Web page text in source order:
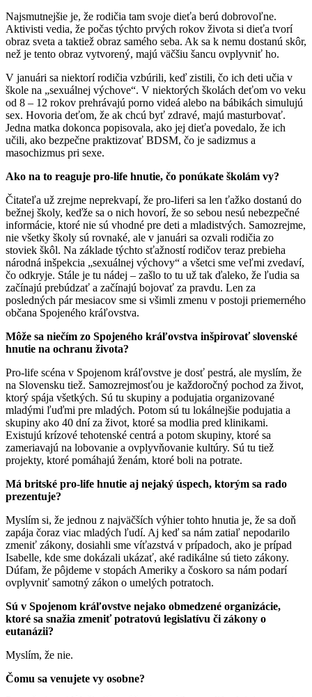
Najsmutnejšie je, že rodičia tam svoje dieťa berú dobrovoľne.
Aktivisti vedia, že počas týchto prvých rokov života si dieťa tvorí
obraz sveta a taktiež obraz samého seba. Ak sa k nemu dostanú skôr,
než je tento obraz vytvorený, majú väčšiu šancu ovplyvniť ho.
V januári sa niektorí rodičia vzbúrili, keď zistili, čo ich deti učia v
škole na „sexuálnej výchove“. V niektorých školách deťom vo veku
od 8 – 12 rokov prehrávajú porno videá alebo na bábikách simulujú
sex. Hovoria deťom, že ak chcú byť zdravé, majú masturbovať.
Jedna matka dokonca popisovala, ako jej dieťa povedalo, že ich
učili, ako bezpečne praktizovať BDSM, čo je sadizmus a
masochizmus pri sexe.
Ako na to reaguje pro-life hnutie, čo ponúkate školám vy?
Čitateľa už zrejme neprekvapí, že pro-liferi sa len ťažko dostanú do
bežnej školy, keďže sa o nich hovorí, že so sebou nesú nebezpečné
informácie, ktoré nie sú vhodné pre deti a mladistvých. Samozrejme,
nie všetky školy sú rovnaké, ale v januári sa ozvali rodičia zo
stoviek škôl. Na základe týchto sťažností rodičov teraz prebieha
národná inšpekcia „sexuálnej výchovy“ a všetci sme veľmi zvedaví,
čo odkryje. Stále je tu nádej – zašlo to tu už tak ďaleko, že ľudia sa
začínajú prebúdzať a začínajú bojovať za pravdu. Len za
posledných pár mesiacov sme si všimli zmenu v postoji priemerného
občana Spojeného kráľovstva.
Môže sa niečím zo Spojeného kráľovstva inšpirovať slovenské
hnutie na ochranu života?
Pro-life scéna v Spojenom kráľovstve je dosť pestrá, ale myslím, že
na Slovensku tiež. Samozrejmosťou je každoročný pochod za život,
ktorý spája všetkých. Sú tu skupiny a podujatia organizované
mladými ľuďmi pre mladých. Potom sú tu lokálnejšie podujatia a
skupiny ako 40 dní za život, ktoré sa modlia pred klinikami.
Existujú krízové tehotenské centrá a potom skupiny, ktoré sa
zameriavajú na lobovanie a ovplyvňovanie kultúry. Sú tu tiež
projekty, ktoré pomáhajú ženám, ktoré boli na potrate.
Má britské pro-life hnutie aj nejaký úspech, ktorým sa rado
prezentuje?
Myslím si, že jednou z najväčších výhier tohto hnutia je, že sa doň
zapája čoraz viac mladých ľudí. Aj keď sa nám zatiaľ nepodarilo
zmeniť zákony, dosiahli sme víťazstvá v prípadoch, ako je prípad
Isabelle, kde sme dokázali ukázať, aké radikálne sú tieto zákony.
Dúfam, že pôjdeme v stopách Ameriky a čoskoro sa nám podarí
ovplyvniť samotný zákon o umelých potratoch.
Sú v Spojenom kráľovstve nejako obmedzené organizácie,
ktoré sa snažia zmeniť potratovú legislatívu či zákony o
eutanázii?
Myslím, že nie.
Čomu sa venujete vy osobne?